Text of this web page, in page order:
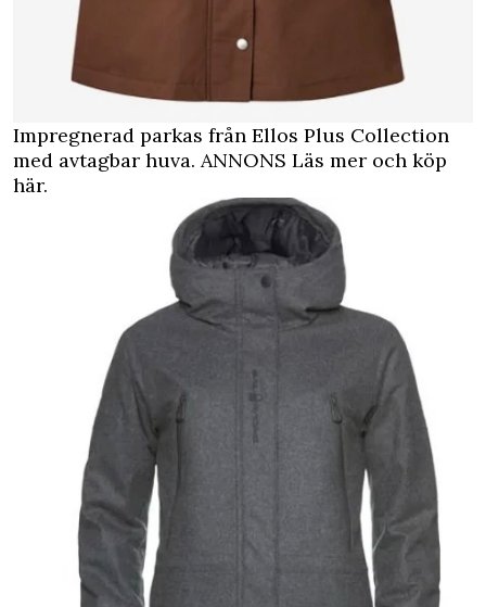
Impregnerad parkas från Ellos Plus Collection
med avtagbar huva. ANNONS Läs mer och köp
här.